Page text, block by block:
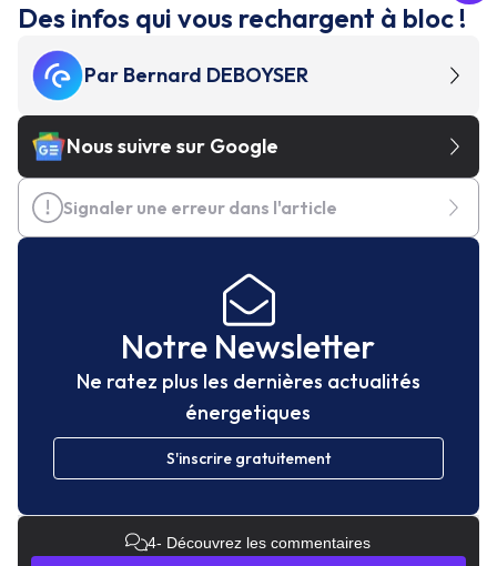
Des infos qui vous rechargent à bloc !
Par Bernard DEBOYSER
Nous suivre sur Google
Signaler une erreur dans l'article
Notre Newsletter
Ne ratez plus les dernières actualités
énergetiques
S'inscrire gratuitement
4- Découvrez les commentaires